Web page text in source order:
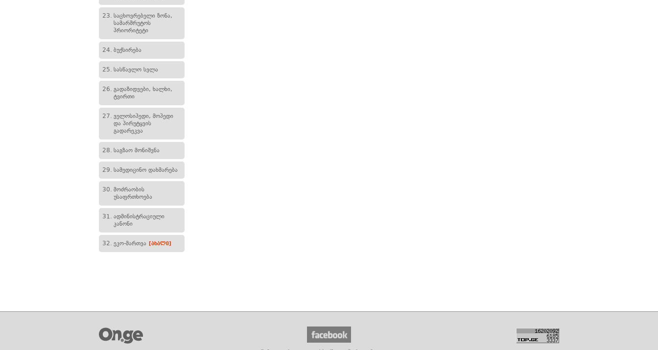
23. საცხოვრებელი ზონა,
სამარშრუტოს
პრიორიტეტი
24. ბუქსირება
25. სასწავლო სვლა
26. გადაზიდვები, ხალხი,
ტვირთი
27. ველოსიპედი, მოპედი
და პირუტყვის
გადარეკვა
28. საგზაო მონიშვნა
29. სამედიცინო დახმარება
30. მოძრაობის
უსაფრთხოება
31. ადმინისტრაციული
კანონი
32. ეკო-მართვა [ახალი]